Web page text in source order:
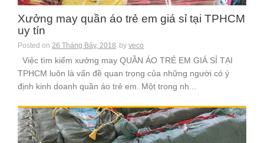
Xưởng may quần áo trẻ em giá sỉ tại TPHCM
uy tín
Posted on 26 Tháng Bảy, 2018 by veco
Việc tìm kiếm xưởng may QUẦN ÁO TRẺ EM GIÁ SỈ TẠI
TPHCM luôn là vấn đề quan trọng của những người có ý
định kinh doanh quần áo trẻ em. Một trong nh...